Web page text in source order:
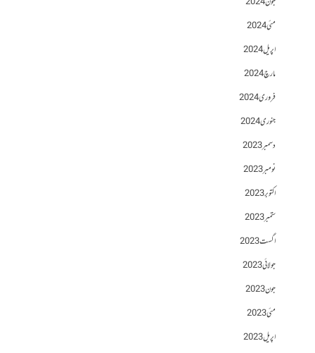
مئی 2024
اپریل 2024
مارچ 2024
فروری 2024
جنوری 2024
دسمبر 2023
نومبر 2023
اکتوبر 2023
ستمبر 2023
اگست 2023
جولائی 2023
جون 2023
مئی 2023
اپریل 2023